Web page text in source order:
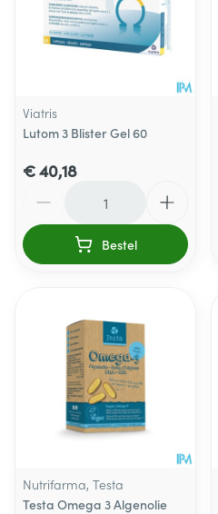
Viatris
Lutom 3 Blister Gel 60
€ 40,18
Bestel
Nutrifarma, Testa
Testa Omega 3 Algenolie